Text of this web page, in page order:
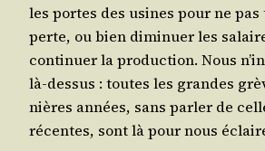
les portes des usines pour ne
perte, ou bien dimi­nuer les
conti­nuer la pro­duc­tion. Nous
là-des­sus : toutes les grandes
nières années, sans par­ler de
récentes, sont là pour nous